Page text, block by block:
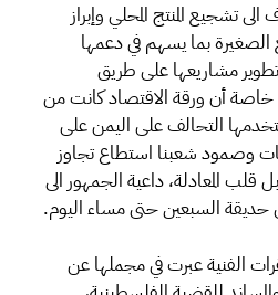
تشجيع المنتج المحلي وإبراز
الصغيرة بما يسهم في دعمها
مشاريعها على طريق
خاصة أن ورقة الاقتصاد كانت من
التحالف على اليمن على
وصمود شعبنا استطاع تجاوز
المعادلة، داعية الجمهور الى
حديقة السبعين حتى مساء اليوم.
الفنية عبرت في مجملها عن